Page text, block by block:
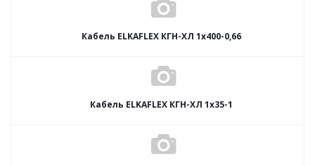
Кабель ELKAFLEX КГН-ХЛ 1x400-0,66
Кабель ELKAFLEX КГН-ХЛ 1x35-1